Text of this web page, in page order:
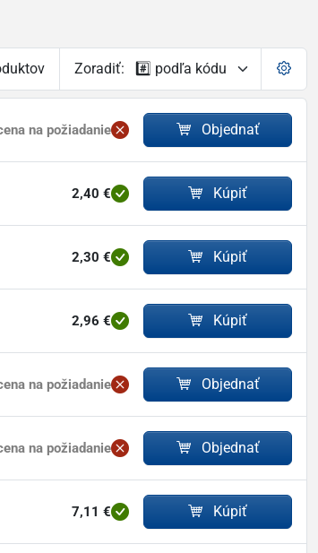
Zoradiť:
na požiadanie Objednať
2,40 € Kúpiť
2,30 € Kúpiť
2,96 € Kúpiť
na požiadanie Objednať
na požiadanie Objednať
7,11 € Kúpiť